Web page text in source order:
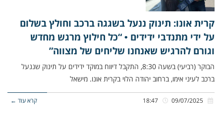
קרית אונו: תינוק ננעל בשגגה ברכב וחולץ בשלום
על ידי מתנדבי ידידים • “כל חילוץ מרגש מחדש
וגורם להרגיש שאנחנו שליחים של מצווה”
הבוקר (רביעי) בשעה 8:30, התקבל דיווח במוקד ידידים על תינוק שננעל
ברכב לעיני אימו, ברחוב יהודה הלוי בקרית אונו. מישאל
קרא עוד ←